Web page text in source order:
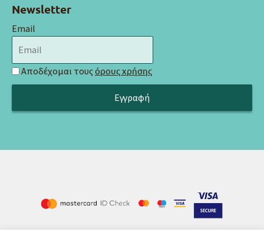
Newsletter
Email
Αποδέχομαι τους όρους χρήσης